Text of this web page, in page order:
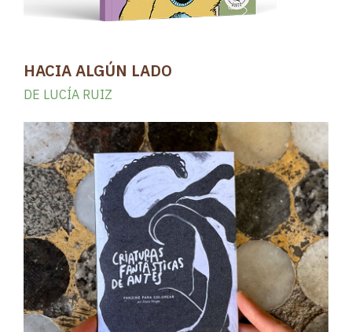
HACIA ALGÚN LADO
DE LUCÍA RUIZ